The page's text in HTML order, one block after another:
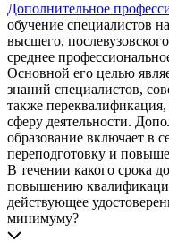
Дополнительное
обучение специалистов
высшего,
среднее
Основной его целью
знаний специалистов,
также
сферу деятельности.
образование включает в
переподготовку и
В течении какого срока
повышению
действующее
минимуму?